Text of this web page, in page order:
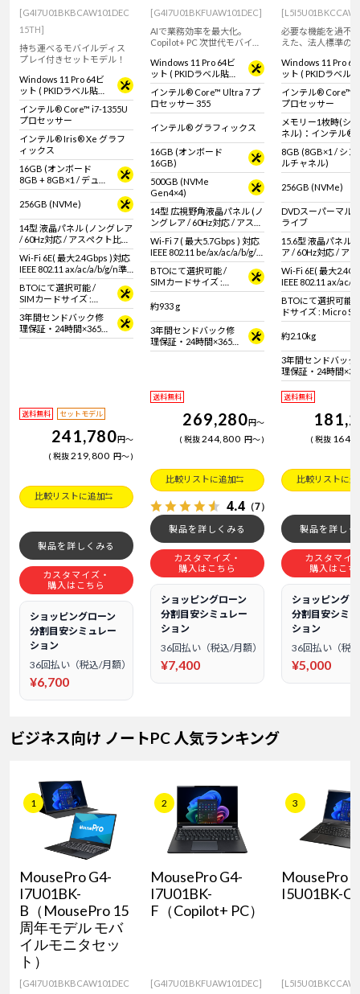
[G4I7U01BKBCAW101DEC
15TH]
持ち運べるモバイルディス
プレイ付きセットモデル！
Windows 11 Pro 64ビ
ット ( PKIDラベル貼付
対応 )
インテル® Core™ i7-1355U
プロセッサー
インテル® Iris® Xe グラフ
ィックス
16GB (オンボード
8GB + 8GB×1 / デュア
ルチャネル)
256GB (NVMe)
14型 液晶パネル (ノングレア
/ 60Hz対応 / アスペクト比
16:9)
Wi-Fi 6E( 最大2.4Gbps )対応
IEEE 802.11 ax/ac/a/b/g/n準
拠 ＋ Bluetooth 5内蔵
BTOにて選択可能 /
SIMカードサイズ :
Micro SIMカード
3年間センドバック修
理保証・24時間×365
日電話サポート
送料無料 セットモデル
241,780円～
税抜219,800 円～
比較リストに追加
製品を詳しくみる
カスタマイズ・
購入はこちら
ショッピングローン
分割目安シミュレー
ション
36回払い（税込/月額）
¥6,700
[G4I7U01BKFUAW101DEC]
AIで業務効率を最大化。
Copilot+ PC 次世代モバイル
Windows 11 Pro 64ビ
ット ( PKIDラベル貼付
対応 )
インテル® Core™ Ultra 7 プ
ロセッサー 355
インテル® グラフィックス
16GB (オンボード
16GB)
500GB (NVMe
Gen4×4)
14型 広視野角液晶パネル (ノ
ングレア / 60Hz対応 / アスペ
クト比16:10)
Wi-Fi 7 ( 最大5.7Gbps ) 対応
IEEE 802.11 be/ax/ac/a/b/g/n
準拠 ＋ Bluetooth 6内蔵
BTOにて選択可能 /
SIMカードサイズ :
nano SIM + eSIMカー
ド
約933 g
3年間センドバック修
理保証・24時間×365
日電話サポート
送料無料
269,280円～
税抜244,800 円～
比較リストに追加
4.4 （7）
製品を詳しくみる
カスタマイズ・
購入はこちら
ショッピングローン
分割目安シミュレー
ション
36回払い（税込/月額）
¥7,400
必要な機能を過不
えた、法人標準の
Windows 11 Pro 64
ット ( PKIDラベル
対応 )
インテル® Core™
プロセッサー
メモリー1枚時(シ
ネル)：インテル®
フィックス
メモリー2枚時(デ
ネル)：インテル®
8GB (8GB×1 / シン
ルチャネル)
256GB (NVMe)
DVDスーパーマル
ライブ
15.6型 液晶パネル (
ア / 60Hz対応 / ア
16:9)
Wi-Fi 6E( 最大
IEEE 802.11 ax/ac/
拠 ＋ Bluetooth 5
BTOにて選択可能 /
ドサイズ : Micro
約2.10kg
3年間センドバック
理保証・24時間
日電話サポート
送料無料
税抜
比較リストに追
製品を詳しく
カスタマイ
購入はこち
ショッピング
分割目安シミ
ション
36回払い（税
¥5,000
ビジネス向け ノートPC 人気ランキング
1
MousePro G4-
I7U01BK-
B（MousePro 15
周年モデル モバ
イルモニタセッ
ト）
[G4I7U01BKBCAW101DEC
2
MousePro G4-
I7U01BK-
F（Copilot+ PC）
[G4I7U01BKFUAW101DEC]
3
MousePro
I5U01BK-C